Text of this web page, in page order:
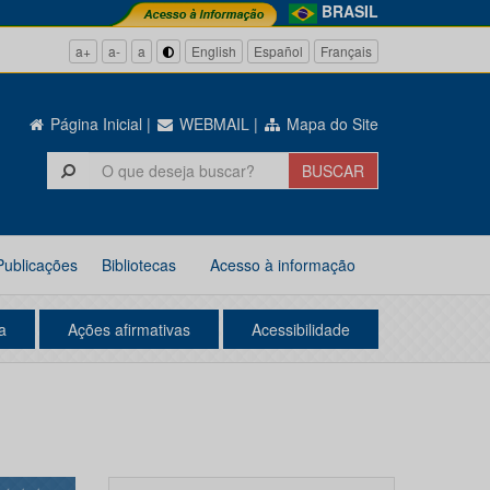
BRASIL
a+ a- a English Español Français
Página Inicial | WEBMAIL | Mapa do Site
Bibliotecas Acesso à informação
Ações afirmativas Acessibilidade